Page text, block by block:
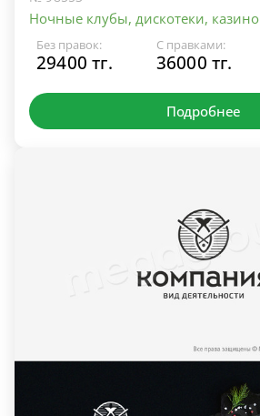
Ночные клубы, дискотеки, казино
Без правок:
29400 тг.
С правками:
36000 тг.
Подробнее